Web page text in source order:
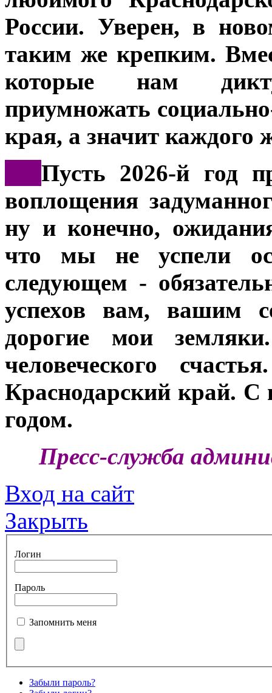
России. Уверен, в
таким же крепким.
которые нам
приумножать
края, а значит каждого
Пусть 2026-й год
воплощения
ну и конечно,
что мы не успели
следующем -
успехов вам, вашим
дорогие мои
человеческого
Краснодарский край.
годом.
Пресс-служба
Вход на сайт
Закрыть
Логин
Пароль
Запомнить меня
Забыли пароль?